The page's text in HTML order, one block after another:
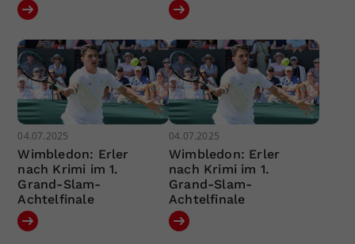
04.07.2025
Wimbledon: Erler
nach Krimi im 1.
Grand-Slam-
Achtelfinale
04.07.2025
Wimbledon: Erler
nach Krimi im 1.
Grand-Slam-
Achtelfinale